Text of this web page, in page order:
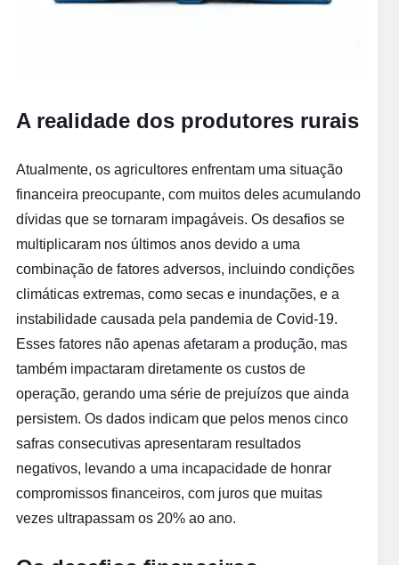
A realidade dos produtores rurais
Atualmente, os agricultores enfrentam uma situação
financeira preocupante, com muitos deles acumulando
dívidas que se tornaram impagáveis. Os desafios se
multiplicaram nos últimos anos devido a uma
combinação de fatores adversos, incluindo condições
climáticas extremas, como secas e inundações, e a
instabilidade causada pela pandemia de Covid-19.
Esses fatores não apenas afetaram a produção, mas
também impactaram diretamente os custos de
operação, gerando uma série de prejuízos que ainda
persistem. Os dados indicam que pelos menos cinco
safras consecutivas apresentaram resultados
negativos, levando a uma incapacidade de honrar
compromissos financeiros, com juros que muitas
vezes ultrapassam os 20% ao ano.